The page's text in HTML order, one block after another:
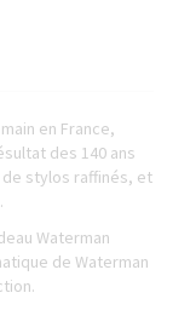
en France,
des 140 ans
de stylos raffinés, et
Waterman
de Waterman